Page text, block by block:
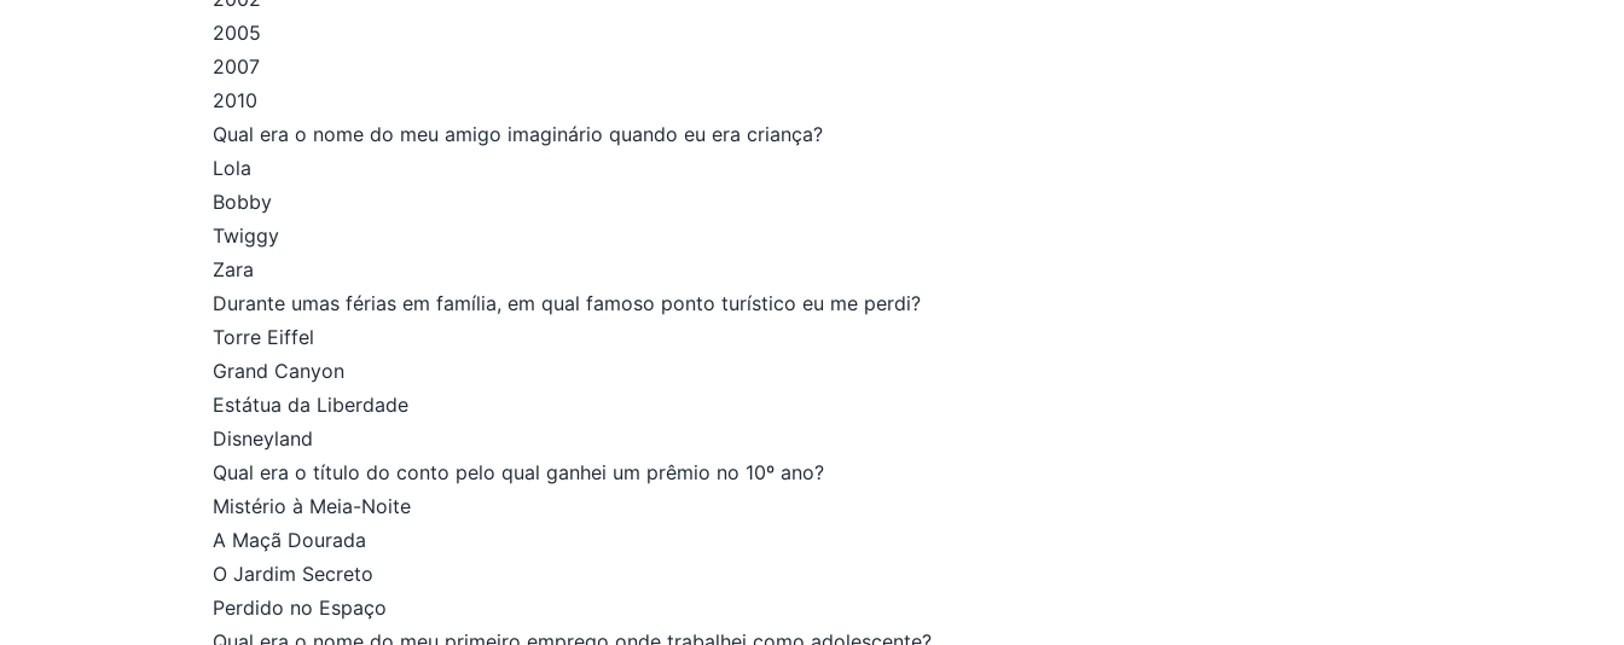
2005
2007
2010
Qual era o nome do meu amigo imaginário quando eu era criança?
Lola
Bobby
Twiggy
Zara
Durante umas férias em família, em qual famoso ponto turístico eu me perdi?
Torre Eiffel
Grand Canyon
Estátua da Liberdade
Disneyland
Qual era o título do conto pelo qual ganhei um prêmio no 10º ano?
Mistério à Meia-Noite
A Maçã Dourada
O Jardim Secreto
Perdido no Espaço